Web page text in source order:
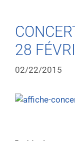
28
02/22/2015